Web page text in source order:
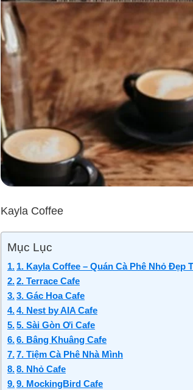
Kayla Coffee
Mục Lục
1. Kayla Coffee – Quán Cà Phê Nhỏ Đẹp
2. Terrace Cafe
3. Gác Hoa Cafe
4. Nest by AIA Cafe
5. Sài Gòn Ơi Cafe
6. Bâng Khuâng Cafe
7. Tiệm Cà Phê Nhà Mình
8. Nhỏ Cafe
9. MockingBird Cafe